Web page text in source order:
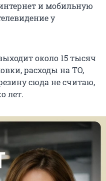
и мобильную
у
около 15 тысяч
расходы на ТО,
сюда не считаю,
лет.